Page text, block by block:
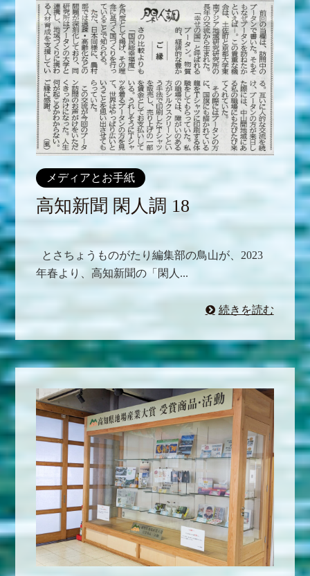
メディアとお手紙
高知新聞 閑人調 18
とさちょうものがたり編集部の鳥山が、2023
年春より、高知新聞の「閑人...
続きを読む